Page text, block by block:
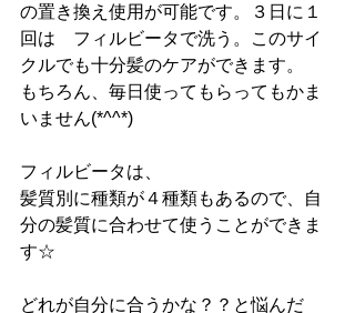
の置き換え使用が可能です。３日に１
回は　フィルビータで洗う。このサイ
クルでも十分髪のケアができます。
もちろん、毎日使ってもらってもかま
いません(*^^*)
フィルビータは、
髪質別に種類が４種類もあるので、自
分の髪質に合わせて使うことができま
す☆
どれが自分に合うかな？？と悩んだ